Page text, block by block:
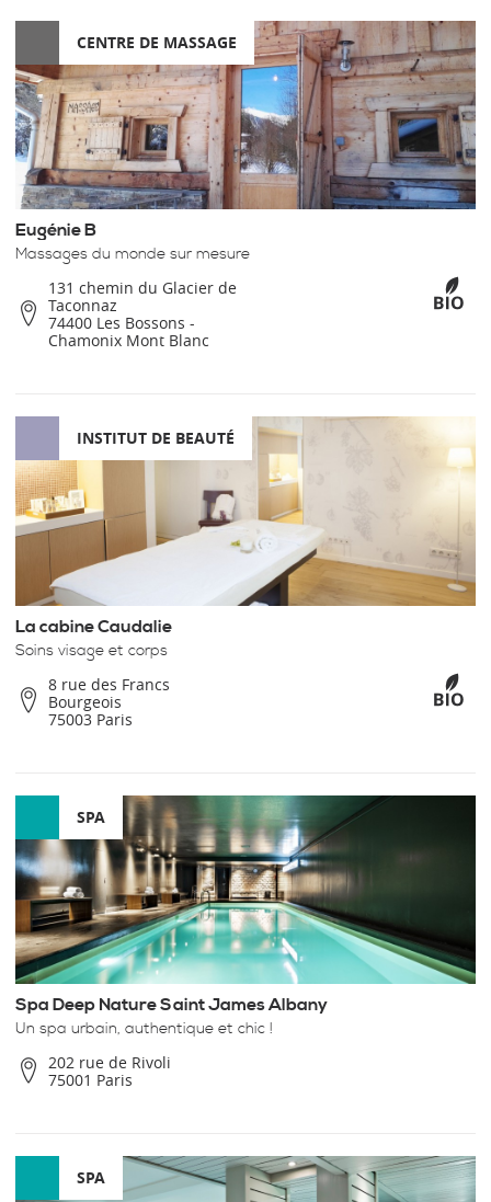
CENTRE DE MASSAGE
Eugénie B
Massages du monde sur mesure
131 chemin du Glacier de
Taconnaz
74400 Les Bossons -
Chamonix Mont Blanc
INSTITUT DE BEAUTÉ
La cabine Caudalie
Soins visage et corps
8 rue des Francs
Bourgeois
75003 Paris
SPA
Spa Deep Nature Saint James Albany
Un spa urbain, authentique et chic !
202 rue de Rivoli
75001 Paris
SPA